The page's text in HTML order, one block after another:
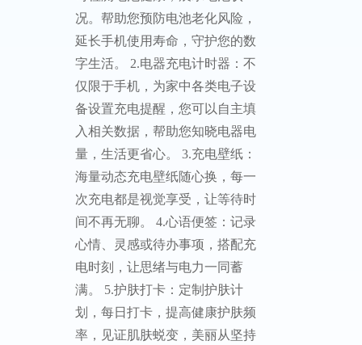
况。帮助您预防电池老化风险，
延长手机使用寿命，守护您的数
字生活。 ‌2.电器充电计时器‌：不
仅限于手机，为家中各类电子设
备设置充电提醒，您可以自主填
入相关数据，帮助您知晓电器电
量，生活更省心。 3.‌充电壁纸‌：
海量动态充电壁纸随心换，每一
次充电都是视觉享受，让等待时
间不再无聊。 ‌4.心语便签‌：记录
心情、灵感或待办事项，搭配充
电时刻，让思绪与电力一同蓄
满。 ‌5.护肤打卡‌：定制护肤计
划，每日打卡，提高健康护肤频
率，见证肌肤蜕变，美丽从坚持